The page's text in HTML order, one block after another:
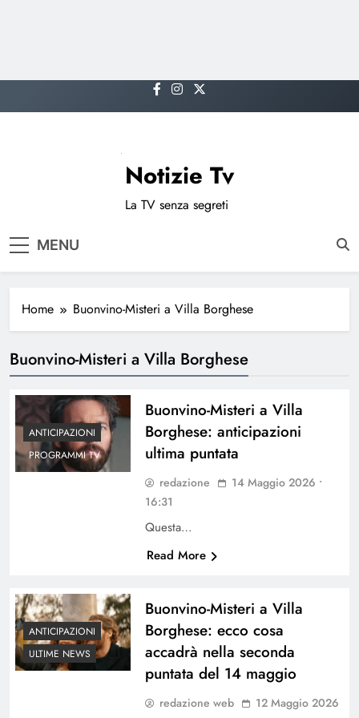
to
Notizie Tv
La TV senza segreti
MENU
Home Buonvino-Misteri a Villa Borghese
Buonvino-Misteri a Villa Borghese
ANTICIPAZIONI
PROGRAMMI TV
Buonvino-Misteri a Villa
Borghese: anticipazioni
ultima puntata
redazione
14 Maggio 2026 •
16:31
Questa…
Read More
ANTICIPAZIONI
ULTIME NEWS
Buonvino-Misteri a Villa
Borghese: ecco cosa
accadrà nella seconda
puntata del 14 maggio
redazione web
12 Maggio 2026